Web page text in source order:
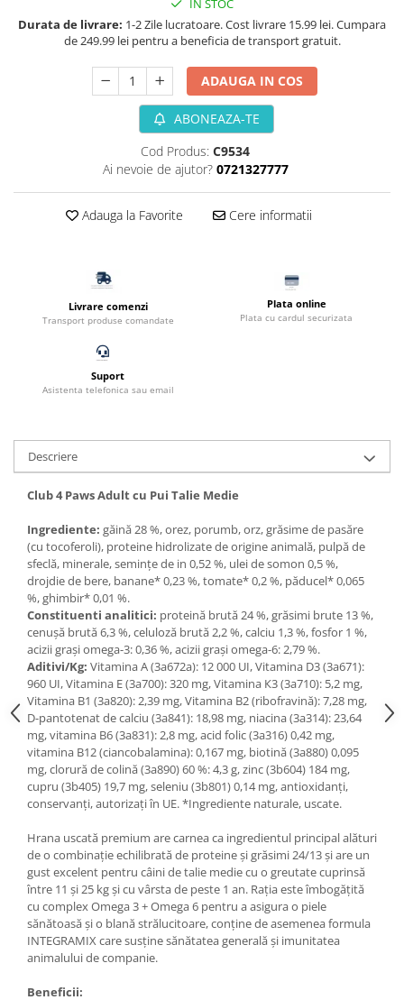
Filtru extern acvariu
Filtru intern acvariu
Pompe aer acvariu
Lampa pentru acvariu
Neoane si LED-uri pentru acvarii
Sisteme CO2
Fertilizatori acvarii
Tratamente pesti acvariu
Teste apa
Furtune si conectori acvarii
Curatare acvarii
Conditioneri apa acvariu
Decoruri si plante artificiale
Accesorii acvarii
Piese de schimb
Batoane
Colivii pentru pasari
Hrana pasari
Rozatoare
Igiena rozatoare
Hrana Rozatoare
Reptile
Hrana reptile
Igiena reptile
Decoruri terarii
Incalzitoare si pompe terarii
Solutii iluminat terarii
Suplimente vitamino minerale
reptile
Accesorii diverse terarii
Iazuri
Igiena Iazuri
Conditioner apa iaz
Hrana pesti iazuri
IN STOC
Durata de livrare: 1-2 Zile lucratoare. Cost livrare 15.99 lei. Cumpara
de 249.99 lei pentru a beneficia de transport gratuit.
ADAUGA IN COS
ABONEAZA-TE
Cod Produs: C9534
Ai nevoie de ajutor? 0721327777
Adauga la Favorite Cere informatii
Livrare comenzi
Transport produse comandate
Plata online
Plata cu cardul securizata
Suport
Asistenta telefonica sau email
Descriere
Club 4 Paws Adult cu Pui Talie Medie
Ingrediente: găină 28 %, orez, porumb, orz, grăsime de pasăre
(cu tocoferoli), proteine hidrolizate de origine animală, pulpă de
sfeclă, minerale, semințe de in 0,52 %, ulei de somon 0,5 %,
drojdie de bere, banane* 0,23 %, tomate* 0,2 %, păducel* 0,065
%, ghimbir* 0,01 %.
Constituenti analitici: proteină brută 24 %, grăsimi brute 13 %,
cenuşă brută 6,3 %, celuloză brută 2,2 %, calciu 1,3 %, fosfor 1 %,
acizii grași omega-3: 0,36 %, acizii grași omega-6: 2,79 %.
Aditivi/Kg: Vitamina A (3а672а): 12 000 UI, Vitamina D3 (3а671):
960 UI, Vitamina E (3а700): 320 mg, Vitamina К3 (3а710): 5,2 mg,
Vitamina B1 (3а820): 2,39 mg, Vitamina B2 (ribofravină): 7,28 mg,
D-pantotenat de calciu (3а841): 18,98 mg, niacina (3a314): 23,64
mg, vitamina B6 (3а831): 2,8 mg, acid folic (3а316) 0,42 mg,
vitamina B12 (ciancobalamina): 0,167 mg, biotină (3а880) 0,095
mg, clorură de colină (3а890) 60 %: 4,3 g, zinc (3b604) 184 mg,
cupru (3b405) 19,7 mg, seleniu (3b801) 0,14 mg, antioxidanți,
conservanți, autorizați în UE. *Ingrediente naturale, uscate.
Hrana uscată premium are carnea ca ingredientul principal alături
de o combinație echilibrată de proteine și grăsimi 24/13 și are un
gust excelent pentru câini de talie medie cu o greutate cuprinsă
între 11 și 25 kg și cu vârsta de peste 1 an. Rația este îmbogățită
cu complex Omega 3 + Omega 6 pentru a asigura o piele
sănătoasă și o blană strălucitoare, conține de asemenea formula
ІNTEGRAMIX care susține sănătatea generală și imunitatea
animalului de companie.
Beneficii: